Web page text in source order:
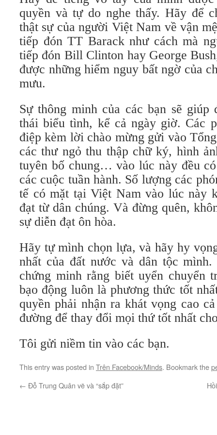
quyền và tự do nghe thấy. Hãy để
thật sự của người Việt Nam về vận
tiếp đón TT Barack như cách mà
tiếp đón Bill Clinton hay George
được những hiểm nguy bất ngờ của
mưu.
Sự thông minh của các bạn sẽ giúp
thái biểu tình, kể cả ngày giờ. Các
điệp kèm lời chào mừng gửi vào
các thư ngỏ thu thập chữ ký, hình
tuyên bố chung… vào lúc này đều
các cuộc tuần hành. Số lượng các
tế có mặt tại Việt Nam vào lúc này
đạt từ dân chúng. Và đừng quên,
sự diễn đạt ôn hòa.
Hãy tự mình chọn lựa, và hãy hy
nhất của đất nước và dân tộc
chứng minh rằng biết uyển chuyển
bạo động luôn là phương thức tốt
quyền phải nhận ra khát vọng cao
đường để thay đổi mọi thứ tốt nhất
Tôi gửi niềm tin vào các bạn.
This entry was posted in Trên Facebook/Minds. Bookmark the
← Đỗ Trung Quân vẽ và “sắp đặt”